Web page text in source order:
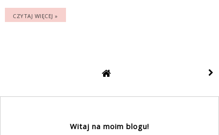
CZYTAJ WIĘCEJ »
Witaj na moim blogu!